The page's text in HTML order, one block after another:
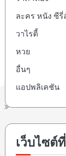
ละคร หนัง ซีรี่
วาไรตี้
หวย
อื่นๆ
แอปพลิเคชัน
เว็บไซต์